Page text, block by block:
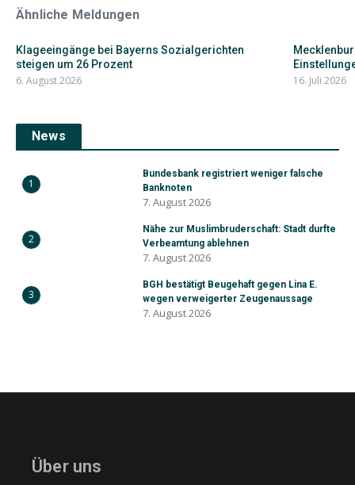
Ähnliche Meldungen
Klageeingänge bei Bayerns Sozialgerichten
steigen um 26 Prozent
6. August 2026 16. Juli 2026
News
1
Bundesbank registriert weniger falsche
Banknoten
7. August 2026
2
Nähe zur Muslimbruderschaft: Stadt durfte
Verbeamtung ablehnen
7. August 2026
3
BGH bestätigt Beugehaft gegen Lina E.
wegen verweigerter Zeugenaussage
7. August 2026
Über uns